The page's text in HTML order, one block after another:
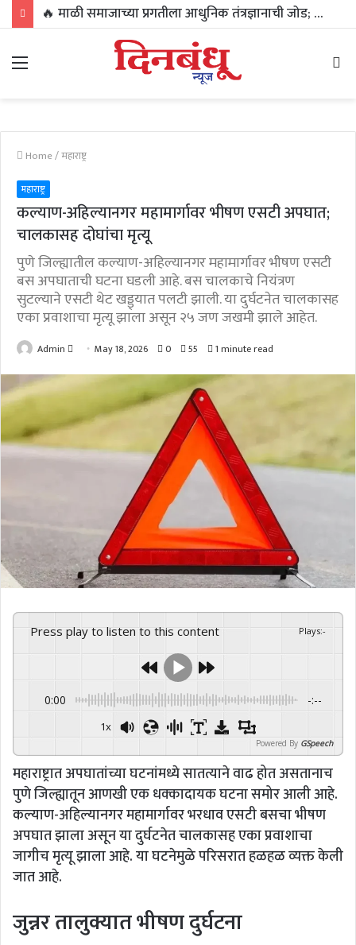
🔥 माळी समाजाच्या प्रगतीला आधुनिक तंत्रज्ञानाची जोड; प्रशांत शेवाळे यांची राष्ट्रीय कार्यकारिणीवर निवड!
Menu
Home/महाराष्ट्र
महाराष्ट्र
कल्याण-अहिल्यानगर महामार्गावर भीषण एसटी अपघात;
चालकासह दोघांचा मृत्यू
पुणे जिल्ह्यातील कल्याण-अहिल्यानगर महामार्गावर भीषण एसटी
बस अपघाताची घटना घडली आहे. बस चालकाचे नियंत्रण
सुटल्याने एसटी थेट खड्ड्यात पलटी झाली. या दुर्घटनेत चालकासह
एका प्रवाशाचा मृत्यू झाला असून २५ जण जखमी झाले आहेत.
Admin
Send
email
May 18, 2026 0 55 1 minute read
Press play to listen to this content Plays:-
0:00 -:--
1x
Powered By GSpeech
महाराष्ट्रात अपघातांच्या घटनांमध्ये सातत्याने वाढ होत असतानाच
पुणे जिल्ह्यातून आणखी एक धक्कादायक घटना समोर आली आहे.
कल्याण-अहिल्यानगर महामार्गावर भरधाव एसटी बसचा भीषण
अपघात झाला असून या दुर्घटनेत चालकासह एका प्रवाशाचा
जागीच मृत्यू झाला आहे. या घटनेमुळे परिसरात हळहळ व्यक्त केली
जात आहे.
जुन्नर तालुक्यात भीषण दुर्घटना